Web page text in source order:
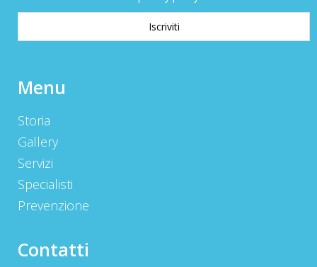
Menu
Storia
Gallery
Servizi
Specialisti
Prevenzione
Contatti